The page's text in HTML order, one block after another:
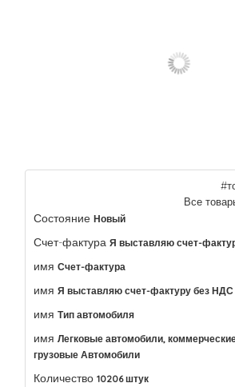
Все
Состояние Новый
Счет-фактура Я выставляю счет-
имя Счет-фактура
имя Я выставляю счет-фактуру без НДС
имя Тип автомобиля
имя Легковые автомобили,
грузовые Автомобили
Количество 10206 штук